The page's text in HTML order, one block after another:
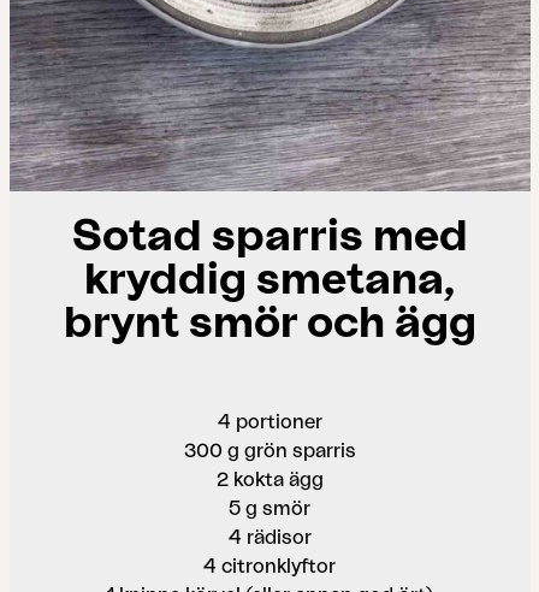
Sotad sparris med
kryddig smetana,
brynt smör och ägg
4 portioner
300 g grön sparris
2 kokta ägg
5 g smör
4 rädisor
4 citronklyftor